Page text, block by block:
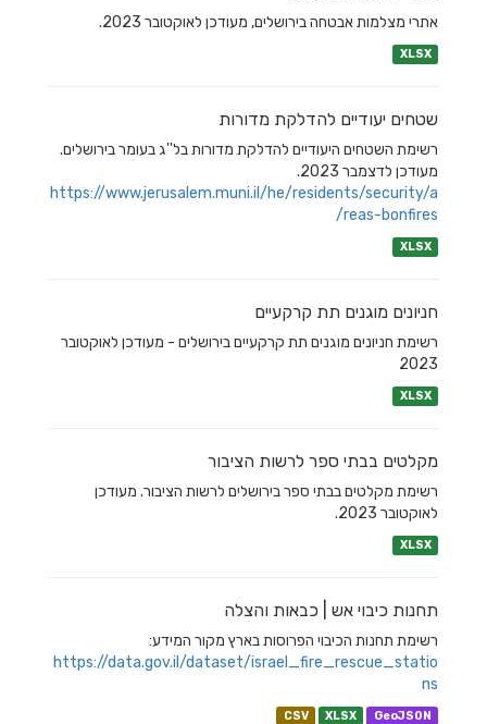
אתרי מצלמות אבטחה בירושלים, מעודכן לאוקטובר 2023.
XLSX
שטחים יעודיים להדלקת מדורות
רשימת השטחים היעודיים להדלקת מדורות בל''ג בעומר בירושלים.
מעודכן לדצמבר 2023.
https://www.jerusalem.muni.il/he/residents/security/a
reas-bonfires/
XLSX
חניונים מוגנים תת קרקעיים
רשימת חניונים מוגנים תת קרקעיים בירושלים - מעודכן לאוקטובר
2023
XLSX
מקלטים בבתי ספר לרשות הציבור
רשימת מקלטים בבתי ספר בירושלים לרשות הציבור. מעודכן
לאוקטובר 2023.
XLSX
תחנות כיבוי אש | כבאות והצלה
רשימת תחנות הכיבוי הפרוסות בארץ מקור המידע:
https://data.gov.il/dataset/israel_fire_rescue_statio
ns
CSV XLSX GeoJSON